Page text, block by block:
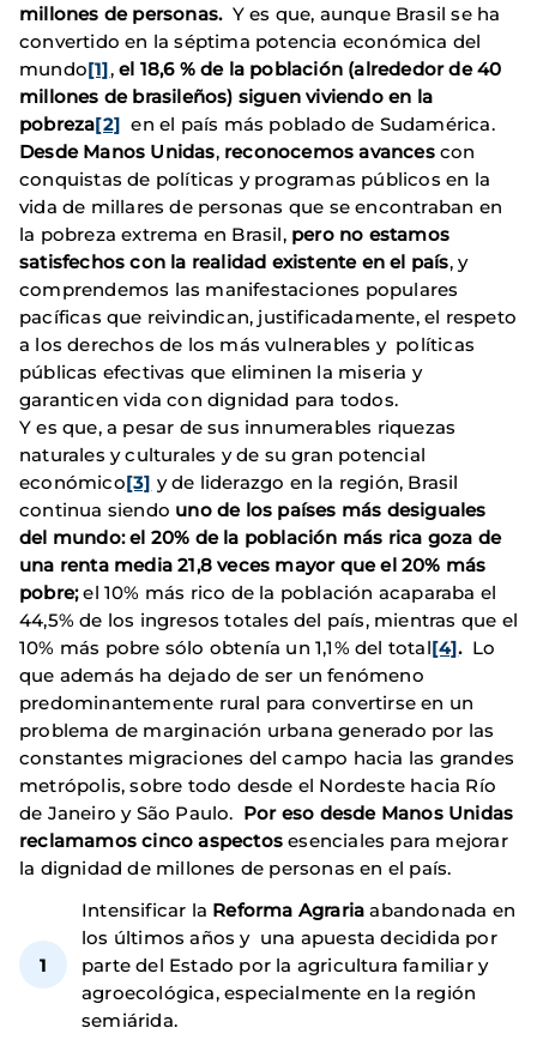
millones de personas. Y es que, aunque Brasil se ha
convertido en la séptima potencia económica del
mundo[1],el 18,6 % de la población (alrededor de 40
millones de brasileños) siguen viviendo en la
pobreza[2] en el país más poblado de Sudamérica.
Desde Manos Unidas, reconocemos avancescon
conquistas de políticas y programas públicos en la
vida de millares de personas que se encontraban en
la pobreza extrema en Brasil, pero no estamos
satisfechos con la realidad existente en el país, y
comprendemos las manifestaciones populares
pacíficas que reivindican, justificadamente, el respeto
a los derechos de los más vulnerables y políticas
públicas efectivas que eliminen la miseria y
garanticen vida con dignidad para todos.
Y es que, a pesar de sus innumerables riquezas
naturales y culturales y de su gran potencial
económico[3] y de liderazgo en la región, Brasil
continua siendo uno de los países más desiguales
del mundo: el 20% de la población más rica goza de
una renta media 21,8 veces mayor que el 20% más
pobre;el 10% más rico de la población acaparaba el
44,5% de los ingresos totales del país, mientras que el
10% más pobre sólo obtenía un 1,1% del total[4]. Lo
que además ha dejado de ser un fenómeno
predominantemente rural para convertirse en un
problema de marginación urbana generado por las
constantes migraciones del campo hacia las grandes
metrópolis, sobre todo desde el Nordeste hacia Río
de Janeiro y São Paulo. Por eso desde Manos Unidas
reclamamos cinco aspectosesenciales para mejorar
la dignidad de millones de personas en el país.
Intensificar la Reforma Agraria abandonada en
los últimos años y una apuesta decidida por
parte del Estado por la agricultura familiar y
agroecológica, especialmente en la región
semiárida.